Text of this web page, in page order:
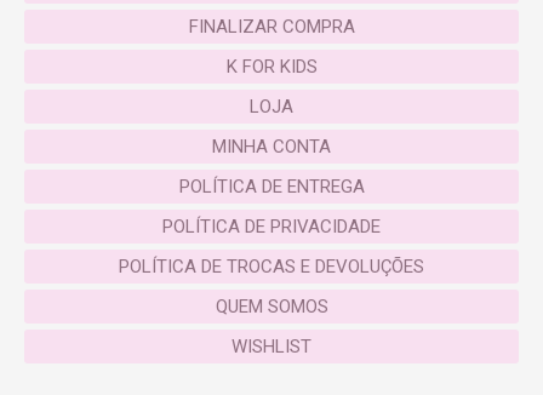
FINALIZAR COMPRA
K FOR KIDS
LOJA
MINHA CONTA
POLÍTICA DE ENTREGA
POLÍTICA DE PRIVACIDADE
POLÍTICA DE TROCAS E DEVOLUÇÕES
QUEM SOMOS
WISHLIST